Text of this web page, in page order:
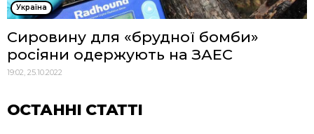
Україна
Сировину для «брудної бомби»
росіяни одержують на ЗАЕС
19:02, 25.10.2022
ОСТАННІ СТАТТІ